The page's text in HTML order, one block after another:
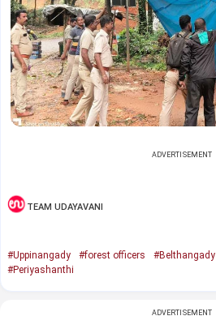
ADVERTISEMENT
TEAM UDAYAVANI
#Uppinangady #forest officers #Belthangady
#Periyashanthi
ADVERTISEMENT